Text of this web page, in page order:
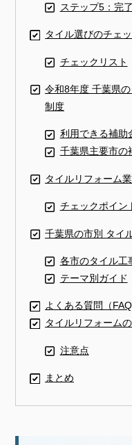
ステップ5：完
タイル選びのチェ
チェックリスト
令和8年度 千葉県
制度
利用できる補助
千葉県主要市の
タイルリフォーム
チェックポイン
千葉県の市別 タイ
各市のタイル工
テーマ別ガイド
よくある質問（FAQ
タイルリフォーム
注意点
まとめ